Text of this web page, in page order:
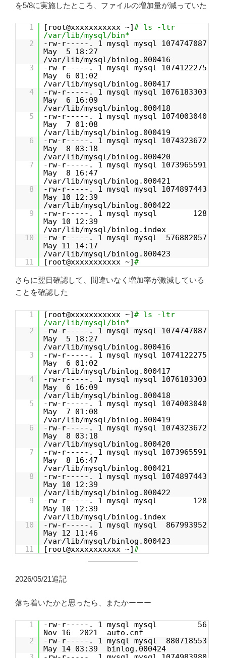
を5/8に実施したところ、ファイルの増加量が減っていた
1 [root@xxxxxxxxxxx ~] # ls -ltr
/var/lib/mysql/bin*
2
-rw-r-----. 1 mysql mysql 1074747087
May 5 18:27
/var/lib/mysql/binlog.000416
3
-rw-r-----. 1 mysql mysql 1074122275
May 6 01:02
/var/lib/mysql/binlog.000417
4
-rw-r-----. 1 mysql mysql 1076183303
May 6 16:09
/var/lib/mysql/binlog.000418
5
-rw-r-----. 1 mysql mysql 1074003040
May 7 01:08
/var/lib/mysql/binlog.000419
6
-rw-r-----. 1 mysql mysql 1074323672
May 8 03:18
/var/lib/mysql/binlog.000420
7
-rw-r-----. 1 mysql mysql 1073965591
May 8 16:47
/var/lib/mysql/binlog.000421
8
-rw-r-----. 1 mysql mysql 1074897443
May 10 12:39
/var/lib/mysql/binlog.000422
9
-rw-r-----. 1 mysql mysql 128
May 10 12:39
/var/lib/mysql/binlog.index
10
-rw-r-----. 1 mysql mysql 576882057
May 11 14:17
/var/lib/mysql/binlog.000423
11
[root@xxxxxxxxxxx ~] #
さらに翌日確認して、間違いなく増加率が激減している
ことを確認した
1 [root@xxxxxxxxxxx ~]# ls -ltr
/var/lib/mysql/bin*
2
-rw-r-----. 1 mysql mysql 1074747087
May 5 18:27
/var/lib/mysql/binlog.000416
3
-rw-r-----. 1 mysql mysql 1074122275
May 6 01:02
/var/lib/mysql/binlog.000417
4
-rw-r-----. 1 mysql mysql 1076183303
May 6 16:09
/var/lib/mysql/binlog.000418
5
-rw-r-----. 1 mysql mysql 1074003040
May 7 01:08
/var/lib/mysql/binlog.000419
6
-rw-r-----. 1 mysql mysql 1074323672
May 8 03:18
/var/lib/mysql/binlog.000420
7
-rw-r-----. 1 mysql mysql 1073965591
May 8 16:47
/var/lib/mysql/binlog.000421
8
-rw-r-----. 1 mysql mysql 1074897443
May 10 12:39
/var/lib/mysql/binlog.000422
9
-rw-r-----. 1 mysql mysql 128
May 10 12:39
/var/lib/mysql/binlog.index
10
-rw-r-----. 1 mysql mysql 867993952
May 12 11:46
/var/lib/mysql/binlog.000423
11
[root@xxxxxxxxxxx ~]#
2026/05/21追記
落ち着いたかと思ったら、またかーーー
1
-rw-r-----. 1 mysql mysql 56
Nov 16 2021 auto.cnf
2
-rw-r-----. 1 mysql mysql 880718553
May 14 03:39 binlog.000424